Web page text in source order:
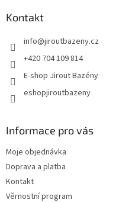
Kontakt
info@jiroutbazeny.cz
+420 704 109 814
E-shop Jirout Bazény
eshopjiroutbazeny
Informace pro vás
Moje objednávka
Doprava a platba
Kontakt
Věrnostní program